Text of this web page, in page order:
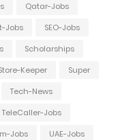
Qatar-Jobs
Jobs
SEO-Jobs
Scholarships
Keeper
Super
Tech-News
TeleCaller-Jobs
Jobs
UAE-Jobs